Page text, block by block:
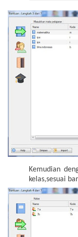
Kemudian
kelas,sesuai